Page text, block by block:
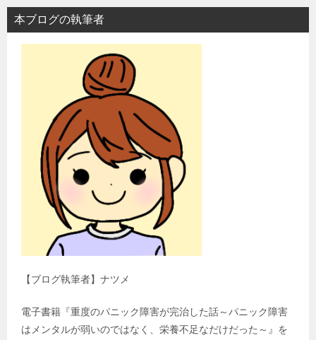
本ブログの執筆者
【ブログ執筆者】ナツメ
電子書籍『重度のパニック障害が完治した話～パニック障害
はメンタルが弱いのではなく、栄養不足なだけだった～』を